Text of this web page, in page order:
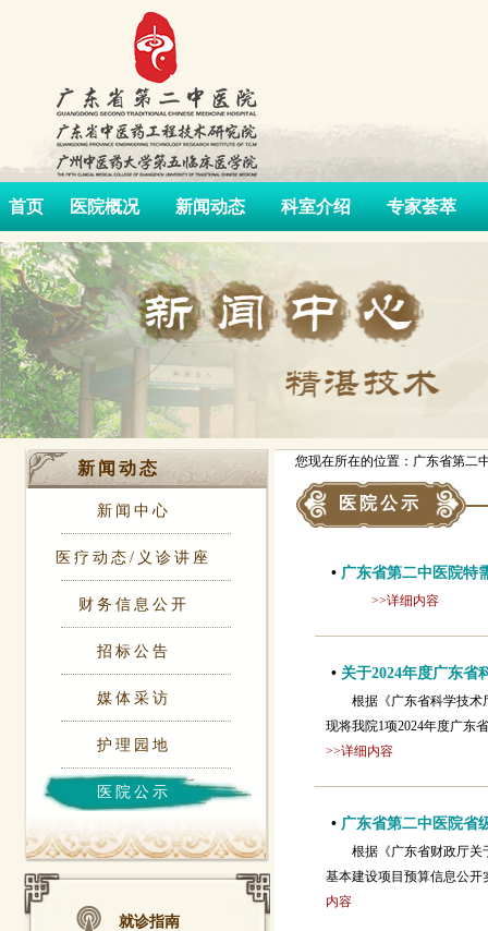
首页 医院概况 新闻动态 科室介绍 专家荟萃
新闻动态
新闻中心
医疗动态/义诊讲座
财务信息公开
招标公告
媒体采访
护理园地
医院公示
就诊指南
您现在所在的位置：广东省第二
医院公示
• 广东省第二中医院特
>>详细内容
• 关于2024年度广东省
根据《广东省科学技术
现将我院1项2024年度广东
>>详细内容
• 广东省第二中医院省
根据《广东省财政厅关
基本建设项目预算信息公
内容